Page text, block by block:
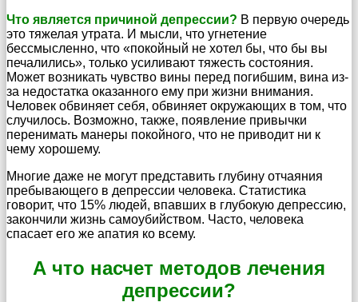
Что является причиной депрессии? В первую очередь
это тяжелая утрата. И мысли, что угнетение
бессмысленно, что «покойный не хотел бы, что бы вы
печалились», только усиливают тяжесть состояния.
Может возникать чувство вины перед погибшим, вина из-
за недостатка оказанного ему при жизни внимания.
Человек обвиняет себя, обвиняет окружающих в том, что
случилось. Возможно, также, появление привычки
перенимать манеры покойного, что не приводит ни к
чему хорошему.
Многие даже не могут представить глубину отчаяния
пребывающего в депрессии человека. Статистика
говорит, что 15% людей, впавших в глубокую депрессию,
закончили жизнь самоубийством. Часто, человека
спасает его же апатия ко всему.
А что насчет методов лечения
депрессии?